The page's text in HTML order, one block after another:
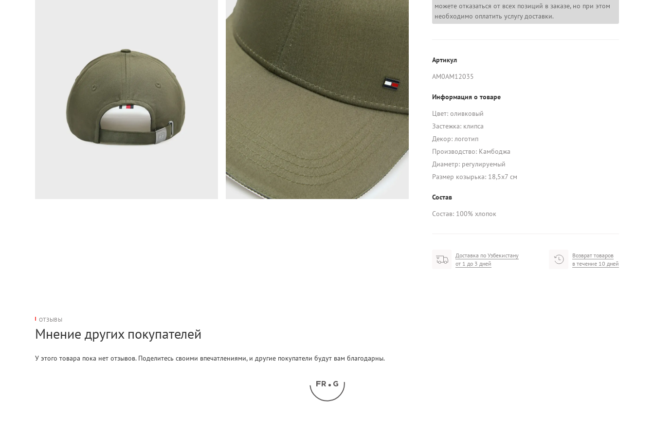
можете отказаться от всех позиций в заказе, но при этом
необходимо оплатить услугу доставки.
Артикул
AM0AM12035
Информация о товаре
Цвет: оливковый
Застежка: клипса
Декор: логотип
Производство: Камбоджа
Диаметр: регулируемый
Размер козырька: 18,5х7 см
Состав
Состав: 100% хлопок
Доставка по Узбекистану
от 1 до 3 дней
Возврат товаров
в течение 10 дней
ОТЗЫВЫ
Мнение других покупателей
У этого товара пока нет отзывов. Поделитесь своими впечатлениями, и другие покупатели будут вам благодарны.